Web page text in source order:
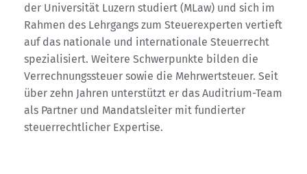
der Universität Luzern studiert (MLaw) und sich im
Rahmen des Lehrgangs zum Steuerexperten vertieft
auf das nationale und internationale Steuerrecht
spezialisiert. Weitere Schwerpunkte bilden die
Verrechnungssteuer sowie die Mehrwertsteuer. Seit
über zehn Jahren unterstützt er das Auditrium-Team
als Partner und Mandatsleiter mit fundierter
steuerrechtlicher Expertise.